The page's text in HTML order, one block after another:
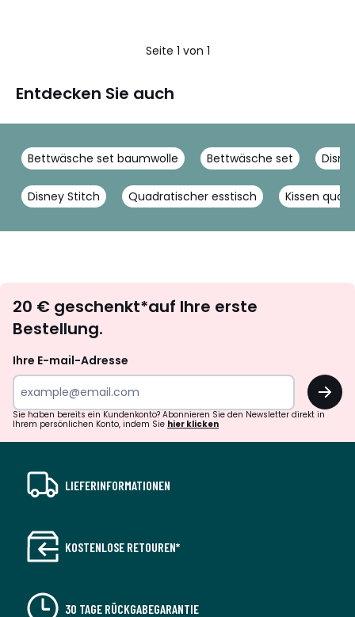
Seite 1 von 1
Entdecken Sie auch
Bettwäsche set baumwolle Bettwäsche set
Disney Stitch Quadratischer esstisch Kissen
abonnieren
20 € geschenkt*auf Ihre erste
Bestellung.
Ihre E-mail-Adresse
OK
Sie haben bereits ein Kundenkonto? Abonnieren Sie den Newsletter direkt in
Ihrem persönlichen Konto, indem Sie hier klicken
LIEFERINFORMATIONEN
KOSTENLOSE RETOUREN*
30 TAGE RÜCKGABEGARANTIE